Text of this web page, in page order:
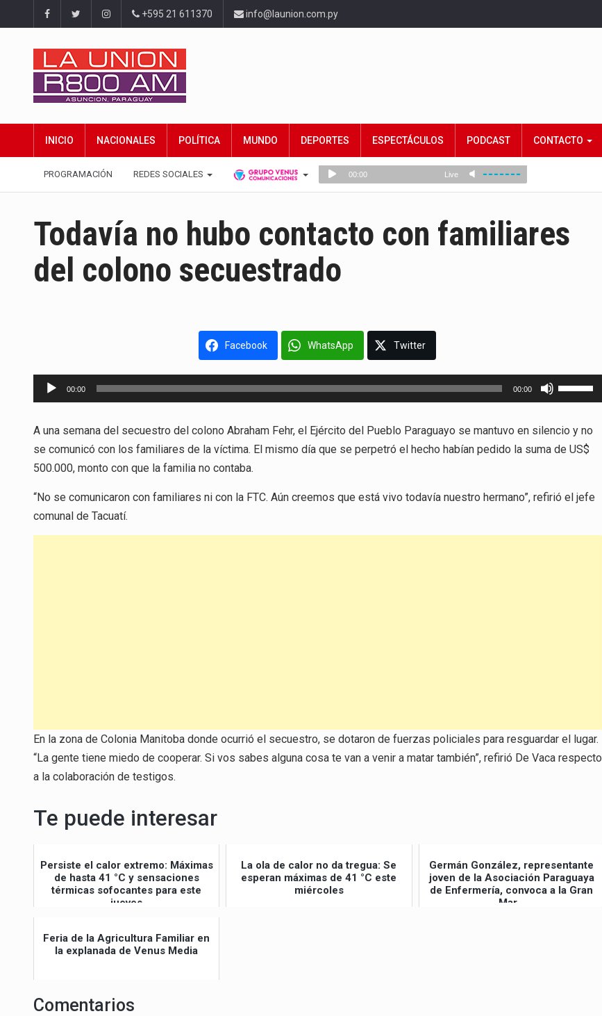
+595 21 611370 info@launion.com.py
INICIO NACIONALES POLÍTICA MUNDO DEPORTES ESPECTÁCULOS PODCAST CONTACTO
PROGRAMACIÓN REDES SOCIALES
Todavía no hubo contacto con familiares
del colono secuestrado
Facebook WhatsApp Twitter
Reproductor
de
00:00 00:00
Utiliza
las
flecha
para
o
A una semana del secuestro del colono Abraham Fehr, el Ejército del Pueblo Paraguayo se mantuvo en silencio y no
se comunicó con los familiares de la víctima. El mismo día que se perpetró el hecho habían pedido la suma de US$
500.000, monto con que la familia no contaba.
“No se comunicaron con familiares ni con la FTC. Aún creemos que está vivo todavía nuestro hermano”, refirió el jefe
comunal de Tacuatí.
En la zona de Colonia Manitoba donde ocurrió el secuestro, se dotaron de fuerzas policiales para resguardar el lugar.
“La gente tiene miedo de cooperar. Si vos sabes alguna cosa te van a venir a matar también”, refirió De Vaca respecto
a la colaboración de testigos.
Te puede interesar
Persiste el calor extremo: Máximas
de hasta 41 °C y sensaciones
térmicas sofocantes para este
jueves
La ola de calor no da tregua: Se
esperan máximas de 41 °C este
miércoles
Germán González, representante
joven de la Asociación Paraguaya
de Enfermería, convoca a la Gran
Mar...
Feria de la Agricultura Familiar en
la explanada de Venus Media
Comentarios